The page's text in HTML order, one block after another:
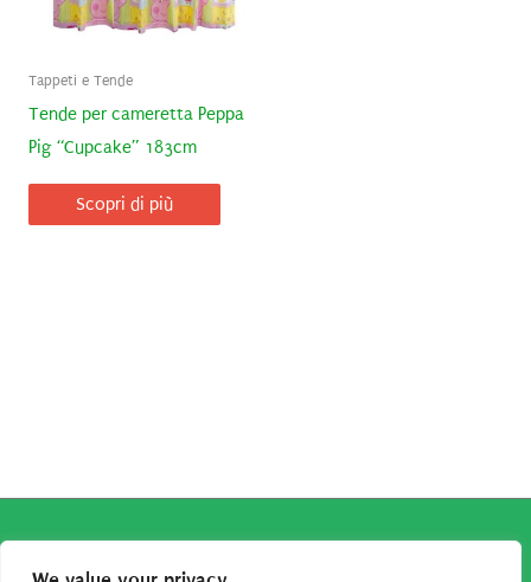
Tappeti e Tende
Tende per cameretta Peppa
Pig “Cupcake” 183cm
Scopri di più